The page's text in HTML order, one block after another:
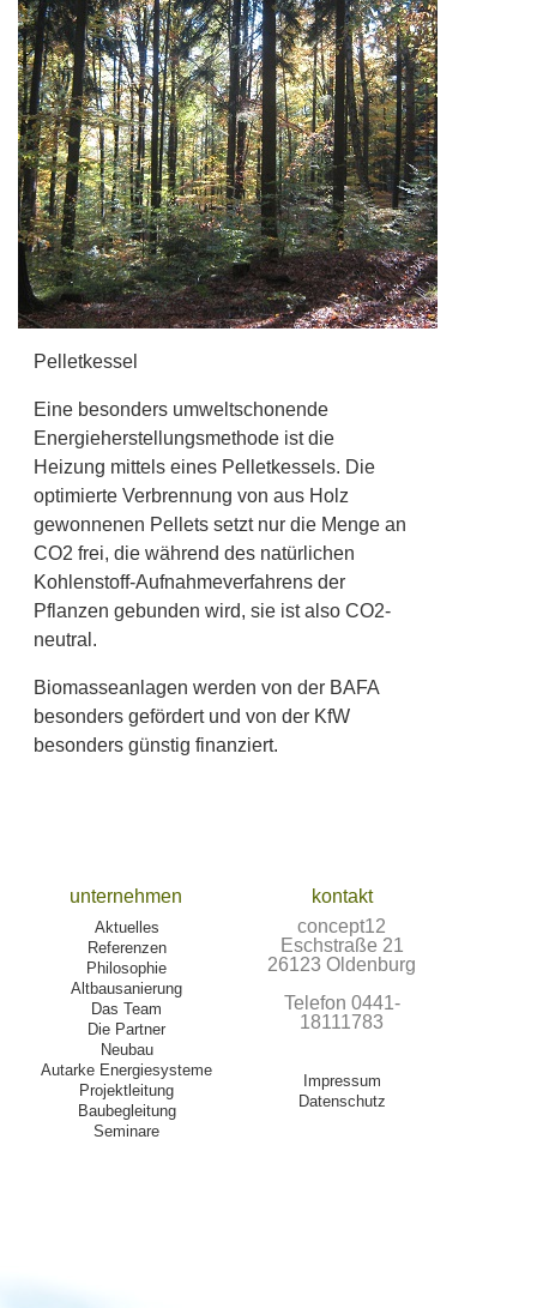
Pelletkessel
Eine besonders umweltschonende
Energieherstellungsmethode ist die
Heizung mittels eines Pelletkessels. Die
optimierte Verbrennung von aus Holz
gewonnenen Pellets setzt nur die Menge an
CO2 frei, die während des natürlichen
Kohlenstoff-Aufnahmeverfahrens der
Pflanzen gebunden wird, sie ist also CO2-
neutral.
Biomasseanlagen werden von der BAFA
besonders gefördert und von der KfW
besonders günstig finanziert.
unternehmen
Aktuelles
Referenzen
Philosophie
Altbausanierung
Das Team
Die Partner
Neubau
Autarke Energiesysteme
Projektleitung
Baubegleitung
Seminare
kontakt
concept12
Eschstraße 21
26123 Oldenburg
Telefon 0441-
18111783
Impressum
Datenschutz